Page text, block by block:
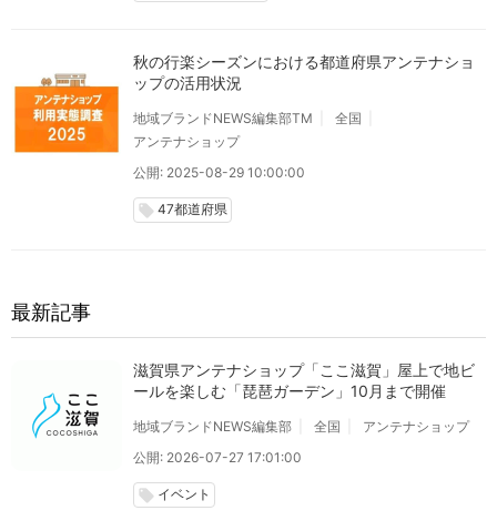
秋の行楽シーズンにおける都道府県アンテナショ
ップの活用状況
地域ブランドNEWS編集部TM
全国
アンテナショップ
公開: 2025-08-29 10:00:00
local_offer 47都道府県
最新記事
滋賀県アンテナショップ「ここ滋賀」屋上で地ビ
ールを楽しむ「琵琶ガーデン」10月まで開催
地域ブランドNEWS編集部 全国
アンテナショップ
公開: 2026-07-27 17:01:00
local_offer イベント